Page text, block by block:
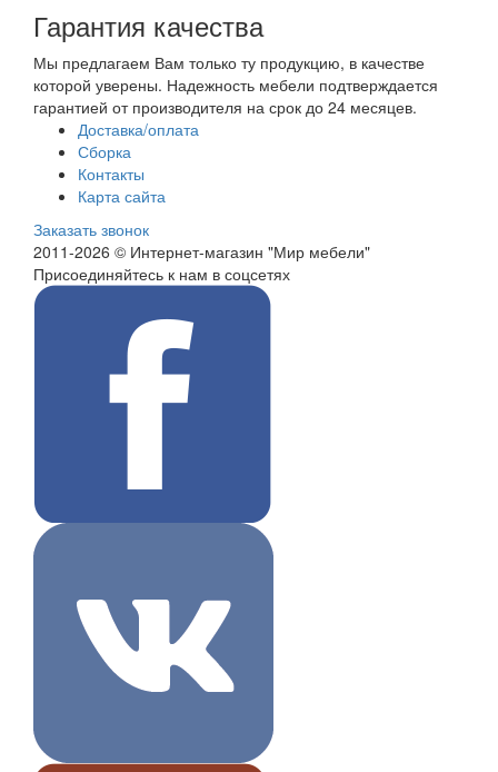
Гарантия качества
Мы предлагаем Вам только ту продукцию, в качестве
которой уверены. Надежность мебели подтверждается
гарантией от производителя на срок до 24 месяцев.
Доставка/оплата
Сборка
Контакты
Карта сайта
Заказать звонок
2011-2026 © Интернет-магазин "Мир мебели"
Присоединяйтесь к нам в соцсетях